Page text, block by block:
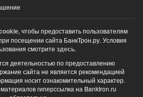
, чтобы предоставить пользователям
посещении сайта БанкТрон.ру. Условия
смотрите здесь.
деятельностью по предоставлению
сайта не является рекомендацией
носит ознакомительный характер.
гиперссылка на Banktron.ru